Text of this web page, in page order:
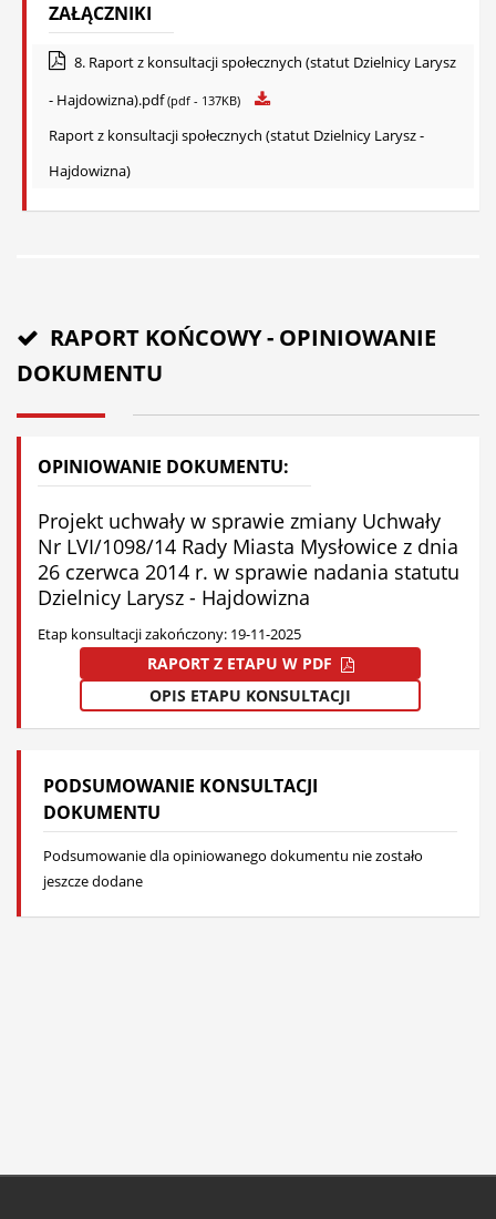
ZAŁĄCZNIKI
8. Raport z konsultacji społecznych (statut Dzielnicy Larysz
- Hajdowizna).pdf(pdf - 137KB)
Raport z konsultacji społecznych (statut Dzielnicy Larysz -
Hajdowizna)
RAPORT KOŃCOWY - OPINIOWANIE
DOKUMENTU
OPINIOWANIE DOKUMENTU:
Projekt uchwały w sprawie zmiany Uchwały
Nr LVI/1098/14 Rady Miasta Mysłowice z dnia
26 czerwca 2014 r. w sprawie nadania statutu
Dzielnicy Larysz - Hajdowizna
Etap konsultacji zakończony: 19-11-2025
RAPORT Z ETAPU W PDF
OPIS ETAPU KONSULTACJI
PODSUMOWANIE KONSULTACJI
DOKUMENTU
Podsumowanie dla opiniowanego dokumentu nie zostało
jeszcze dodane